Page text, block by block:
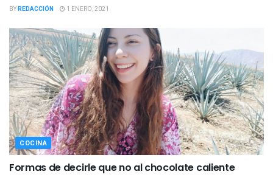
BYREDACCIÓN 1 ENERO, 2021
COCINA
Formas de decirle que no al chocolate caliente